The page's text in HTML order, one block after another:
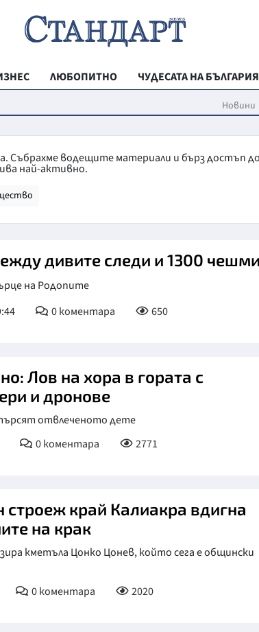
ЛЮБОПИТНО
ЧУДЕСАТА НА БЪЛГАРИЯ
РЕГИОНАЛНИ
МЛАДЕЖКА
ТЕХНОЛОГИИ
КРИМИ
ВРЕМЕТО
Новини
Събрахме водещите материали и бърз достъп
най-активно.
дивите следи и 1300
на Родопите
0коментара 650
Лов на хора в гората с
и дронове
отвлеченото дете
0коментара 2771
строеж край Калиакра вдигна
на крак
кметъла Цонко Цонев, който сега е общински
0коментара 2020